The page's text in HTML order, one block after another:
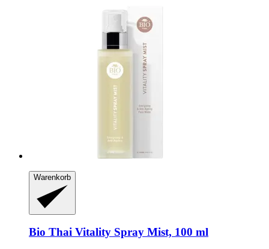
Warenkorb
Bio Thai Vitality Spray Mist, 100 ml